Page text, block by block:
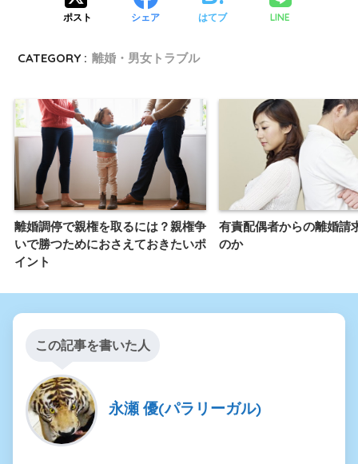
ポスト シェア はてブ LINE
CATEGORY : 離婚・男女トラブル
離婚調停で親権を取るには？親権争
いで勝つためにおさえておきたいポ
イント
有責配偶者からの離婚請
のか
この記事を書いた人
永瀬 優(パラリーガル)